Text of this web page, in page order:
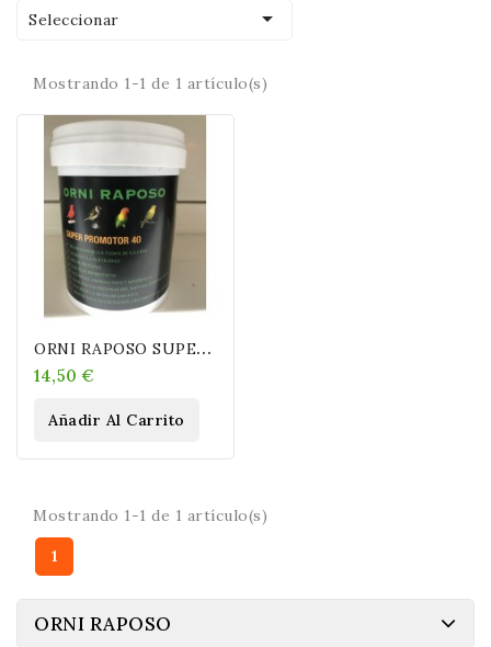
Seleccionar 
Mostrando 1-1 de 1 artículo(s)
O
RNI RAPOSO SUPER PROMOTOR 40. 500gr
14,50 €
Añadir Al Carrito
Mostrando 1-1 de 1 artículo(s)
1
ORNI RAPOSO